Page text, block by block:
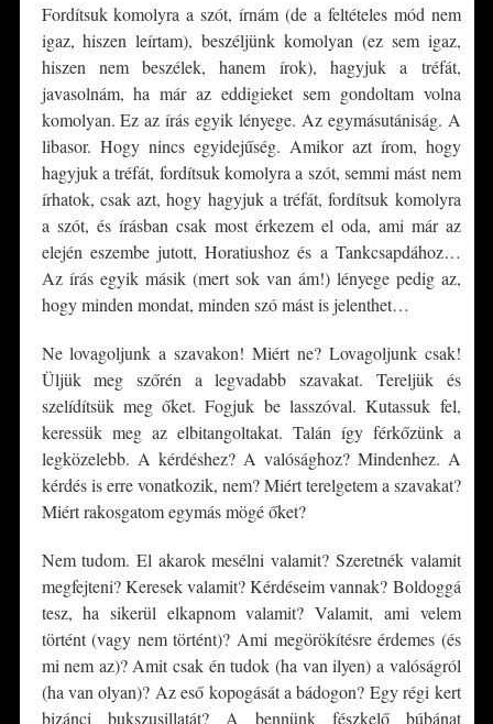
Fordítsuk komolyra a szót, írnám (de a feltételes mód nem
igaz, hiszen leírtam), beszéljünk komolyan (ez sem igaz,
hiszen nem beszélek, hanem írok), hagyjuk a tréfát,
javasolnám, ha már az eddigieket sem gondoltam volna
komolyan. Ez az írás egyik lényege. Az egymásutániság. A
libasor. Hogy nincs egyidejűség. Amikor azt írom, hogy
hagyjuk a tréfát, fordítsuk komolyra a szót, semmi mást nem
írhatok, csak azt, hogy hagyjuk a tréfát, fordítsuk komolyra
a szót, és írásban csak most érkezem el oda, ami már az
elején eszembe jutott, Horatiushoz és a Tankcsapdához…
Az írás egyik másik (mert sok van ám!) lényege pedig az,
hogy minden mondat, minden szó mást is jelenthet…
Ne lovagoljunk a szavakon! Miért ne? Lovagoljunk csak!
Üljük meg szőrén a legvadabb szavakat. Tereljük és
szelídítsük meg őket. Fogjuk be lasszóval. Kutassuk fel,
keressük meg az elbitangoltakat. Talán így férkőzünk a
legközelebb. A kérdéshez? A valósághoz? Mindenhez. A
kérdés is erre vonatkozik, nem? Miért terelgetem a szavakat?
Miért rakosgatom egymás mögé őket?
Nem tudom. El akarok mesélni valamit? Szeretnék valamit
megfejteni? Keresek valamit? Kérdéseim vannak? Boldoggá
tesz, ha sikerül elkapnom valamit? Valamit, ami velem
történt (vagy nem történt)? Ami megörökítésre érdemes (és
mi nem az)? Amit csak én tudok (ha van ilyen) a valóságról
(ha van olyan)? Az eső kopogását a bádogon? Egy régi kert
bizánci bukszusillatát? A bennünk fészkelő búbánat